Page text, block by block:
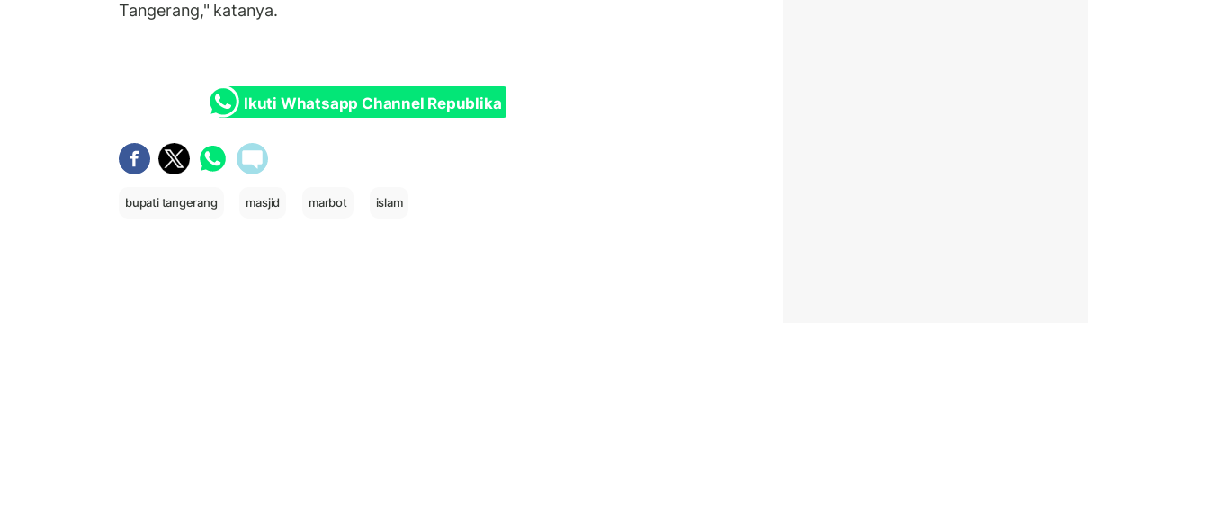
Tangerang," katanya.
Ikuti Whatsapp Channel Republika
bupati tangerang masjid marbot islam